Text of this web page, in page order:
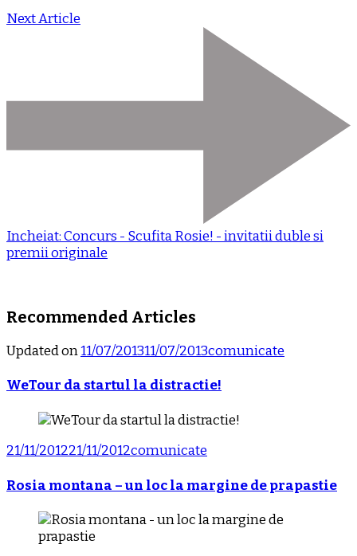
Next Article
Incheiat: Concurs - Scufita Rosie! - invitatii duble si
premii originale
Recommended Articles
Updated on11/07/201311/07/2013comunicate
WeTour da startul la distractie!
21/11/201221/11/2012comunicate
Rosia montana – un loc la margine de prapastie